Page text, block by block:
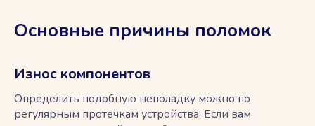
Основные причины поломок
Износ компонентов
Определить подобную неполадку можно по
регулярным протечкам устройства. Если вам